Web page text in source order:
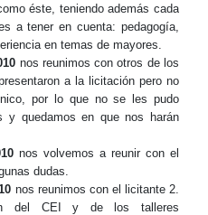
éste, teniendo además cada
a tener en cuenta: pedagogía,
en temas de mayores.
nos reunimos con otros de los
a la licitación pero no
por lo que no se les pudo
y quedamos en que nos harán
nos volvemos a reunir con el
dudas.
nos reunimos con el licitante 2.
del CEI y de los talleres